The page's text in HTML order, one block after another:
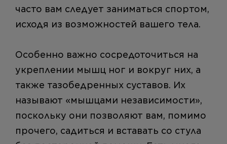
часто вам следует заниматься спортом,
исходя из возможностей вашего тела.
Особенно важно сосредоточиться на
укреплении мышц ног и вокруг них, а
также тазобедренных суставов. Их
называют «мышцами независимости»,
поскольку они позволяют вам, помимо
прочего, садиться и вставать со стула